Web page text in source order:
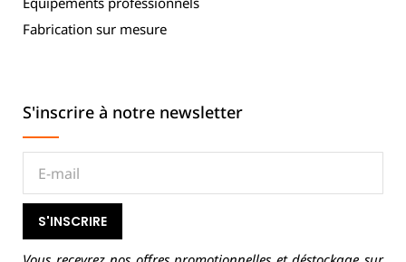
Fabrication sur mesure
S'inscrire à notre newsletter
S'INSCRIRE